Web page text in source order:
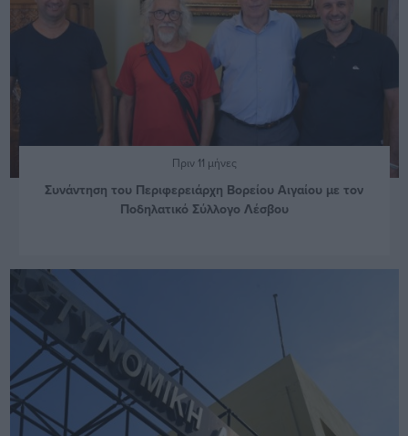
Πριν 11 μήνες
Συνάντηση του Περιφερειάρχη Βορείου Αιγαίου με τον
Ποδηλατικό Σύλλογο Λέσβου